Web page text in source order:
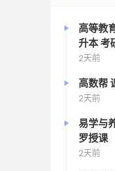
高等教
升本 考
2天前
高数帮
2天前
易学与
罗授课
2天前